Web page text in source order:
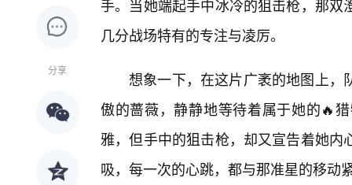
分享
手。当她端起手中冰冷的狙击枪，那
几分战场特有的专注与凌厉。
想象一下，在这片广袤的地图上，
傲的蔷薇，静静地等待着属于她的🔥
雅，但手中的狙击枪，却又宣告着她
吸，每一次的心跳，都与那准星的移动